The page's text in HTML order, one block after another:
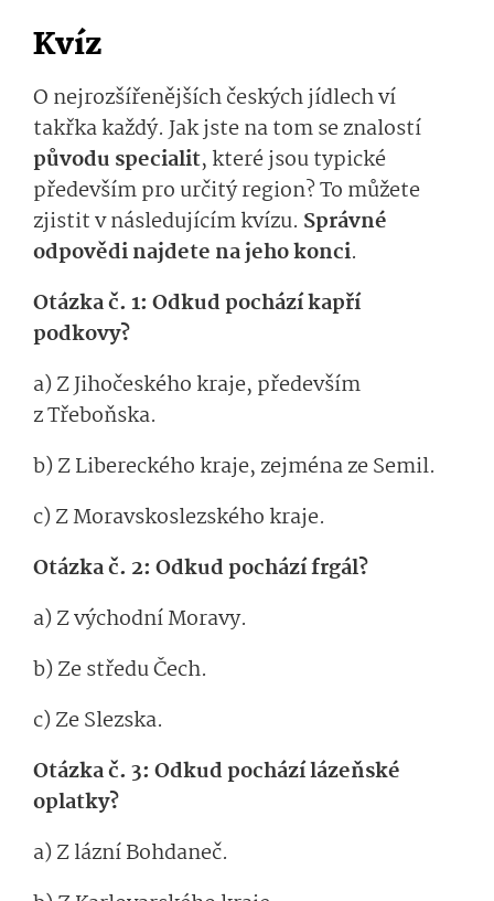
Kvíz
O nejrozšířenějších českých jídlech ví
takřka každý. Jak jste na tom se znalostí
původu specialit, které jsou typické
především pro určitý region? To můžete
zjistit v následujícím kvízu. Správné
odpovědi najdete na jeho konci.
Otázka č. 1: Odkud pochází kapří
podkovy?
a) Z Jihočeského kraje, především
z Třeboňska.
b) Z Libereckého kraje, zejména ze Semil.
c) Z Moravskoslezského kraje.
Otázka č. 2: Odkud pochází frgál?
a) Z východní Moravy.
b) Ze středu Čech.
c) Ze Slezska.
Otázka č. 3: Odkud pochází lázeňské
oplatky?
a) Z lázní Bohdaneč.